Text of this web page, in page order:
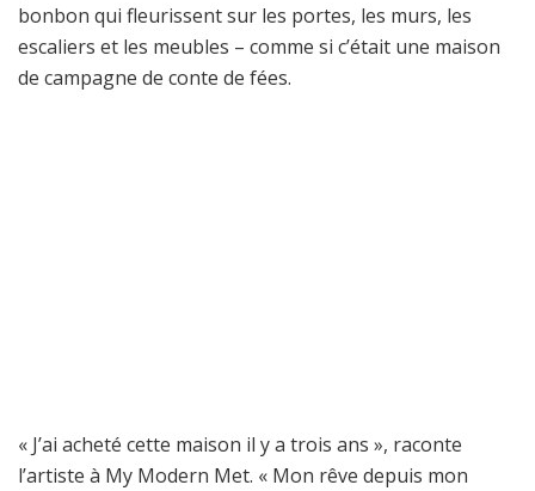
bonbon qui fleurissent sur les portes, les murs, les
escaliers et les meubles – comme si c’était une maison
de campagne de conte de fées.
« J’ai acheté cette maison il y a trois ans », raconte
l’artiste à My Modern Met. « Mon rêve depuis mon